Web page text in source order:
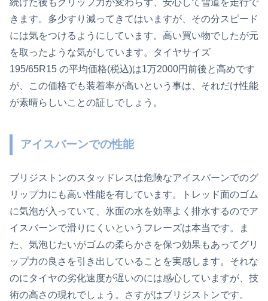
続けた後もグリップ力が変わらず、安心して雪道を走行で
きます。多少すり減ってきてはいますが、その分スピード
には気をつけるようにしています。高い買い物でしたが元
を取ったような気がしています。タイヤサイズ
195/65R15 の平均価格(税込)は1万2000円前後と高めです
が、この価格でも装着率が高いという事は、それだけ性能
が素晴らしいことの証しでしょう。
アイスバーンでの性能
ブリジストンのスタッドレスは危険なアイスバーンでのグ
リップ力にも高い性能を有しています。トレッド面のゴム
に気泡が入っていて、氷面の水を効率よく排水するのでア
イスバーンで滑りにくいというフレーズは本当です。ま
た、気泡じたいがゴムの柔らかさを保つ効果もあってグリ
ップ力の良さを引き出していることを実感します。それな
のにタイヤの劣化速度が遅いのには感心していますが、技
術の高さの現れでしょう。さすがはブリジストンです。